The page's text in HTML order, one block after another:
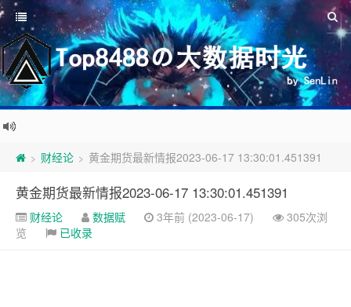
> 财经论 > 黄金期货最新情报2023-06-17 13:30:01.451391
黄金期货最新情报2023-06-17 13:30:01.451391
财经论 数据赋 3年前 (2023-06-17)
305次浏
览
已收录